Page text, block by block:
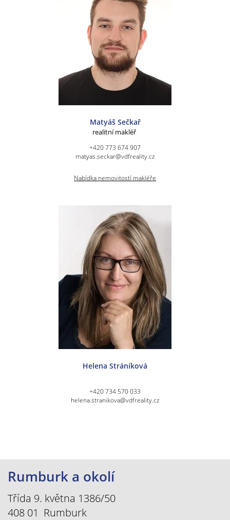
Matyáš Sečkař
realitní makléř
+420 773 674 907
matyas.seckar@vdfreality.cz
Nabídka nemovitostí makléře
Helena Stráníková
+420 734 570 033
helena.stranikova@vdfreality.cz
Rumburk a okolí
Třída 9. května 1386/50
408 01 Rumburk